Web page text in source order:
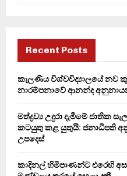
f
r
Recent Posts
කැලණිය විශ්වවිද්‍යාලයේ නව
නාරම්පනාවේ ආනන්ද
මත්ද්‍රව්‍ය උදුරා දැමීමේ ජාතික
කටයුතු කළ යුතුයි: ජනාධිපති
උපදෙස්
කාදිනල් හිමිපාණන්ට එරෙහි